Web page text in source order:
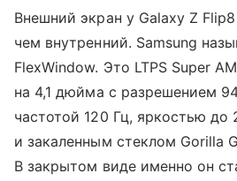
Внешний экран у Galaxy Z
чем внутренний. Samsung
FlexWindow. Это LTPS Super
на 4,1 дюйма с разрешением
частотой 120 Гц, яркостью до
и закаленным стеклом Gorilla
В закрытом виде именно он